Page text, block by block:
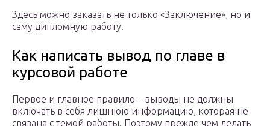
Здесь можно заказать не только «Заключение», но и
саму дипломную работу.
Как написать вывод по главе в
курсовой работе
Первое и главное правило – выводы не должны
включать в себя лишнюю информацию, которая не
связана с темой работы. Поэтому прежде чем делать